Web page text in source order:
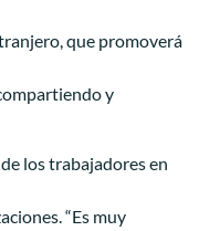
que promoverá
y
los trabajadores en
“Es muy